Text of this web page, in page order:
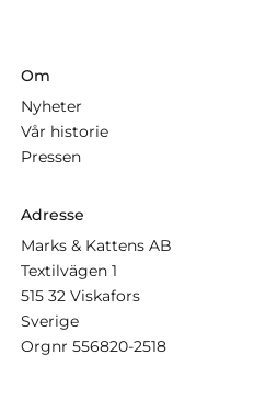
Om
Nyheter
Vår historie
Pressen
Adresse
Marks & Kattens AB
Textilvägen 1
515 32 Viskafors
Sverige
Orgnr 556820-2518